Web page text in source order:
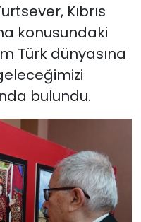
Kıbrıs
konusundaki
Türk dünyasına
bulundu.